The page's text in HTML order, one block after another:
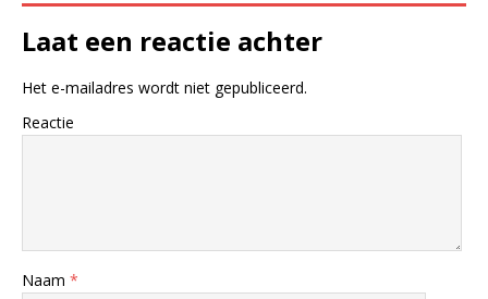
Laat een reactie achter
Het e-mailadres wordt niet gepubliceerd.
Reactie
Naam *